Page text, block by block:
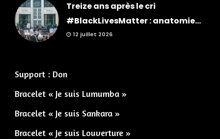
Treize ans après le cri
#BlackLivesMatter : anatomie...
12 juillet 2026
Support : Don
Bracelet « Je suis Lumumba »
Bracelet « Je suis Sankara »
Bracelet « Je suis Louverture »